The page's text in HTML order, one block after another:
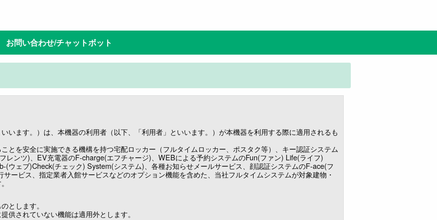
お問い合わせ/チャットボット
います。）は、本機器の利用者（以下、「利用者」といいます。）が本機器を利用する際に適用されるも
とを安全に実施できる機構を持つ宅配ロッカー（フルタイムロッカー、ポスタク等）、キー認証システム
レンツ)、EV充電器のF-charge(エフチャージ)、WEBによる予約システムのFun(ファン) Life(ライフ)
(ウェブ)Check(チェック) System(システム)、各種お知らせメールサービス、顔認証システムのF-ace(フ
ービス、指定業者入館サービスなどのオプション機能を含めた、当社フルタイムシステムが対象建物・
とします。
されていない機能は適用外とします。